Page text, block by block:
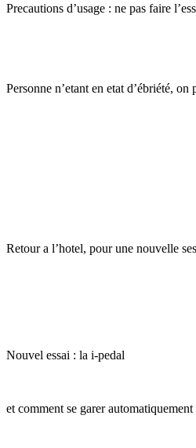
Precautions d’usage : ne pas faire
Personne n’etant en etat d’ébriété, on
Retour a l’hotel, pour une nouvelle
Nouvel essai : la i-pedal
et comment se garer automatiquement